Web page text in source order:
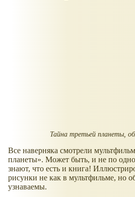
Тайна третьей планеты,
Все наверняка смотрели мультфильм
планеты . Может быть, и не по
знают, что есть и книга!
рисунки не как в мультфильме, но
узнаваемы.